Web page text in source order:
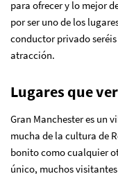
para ofrecer y lo mejor
por ser uno de los
conductor privado
atracción.
Lugares que
Gran Manchester es un
mucha de la cultura de
bonito como cualquier
único, muchos